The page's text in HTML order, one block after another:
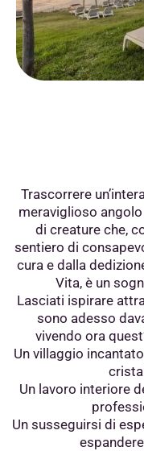
Trascorrere
meraviglioso
di creature che,
sentiero di
cura e dalla
Vita, è un
Lasciati ispirare
sono adesso
vivendo ora
Un villaggio
Un lavoro interiore
Un susseguirsi di